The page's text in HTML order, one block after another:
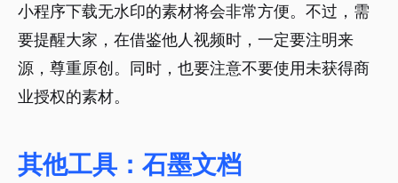
小程序下载无水印的素材将会非常方便。不过，需
要提醒大家，在借鉴他人视频时，一定要注明来
源，尊重原创。同时，也要注意不要使用未获得商
业授权的素材。
其他工具：石墨文档